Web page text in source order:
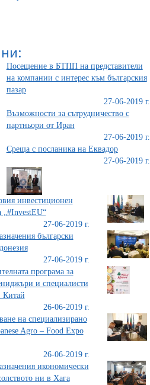
Посещение в БТПП на представители
на компании с интерес към българския
пазар
27-06-2019 г.
Възможности за сътрудничество с
партньори от Иран
27-06-2019 г.
Среща с посланика на Еквадор
27-06-2019 г.
инвестиционен
„#InvestEU“
27-06-2019 г.
български
27-06-2019 г.
програма за
и специалисти
Китай
26-06-2019 г.
на специализирано
Agro – Food Expo
26-06-2019 г.
икономически
ни в Хага